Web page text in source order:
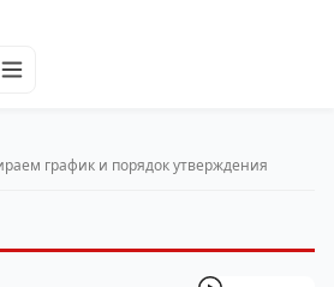
график и порядок утверждения